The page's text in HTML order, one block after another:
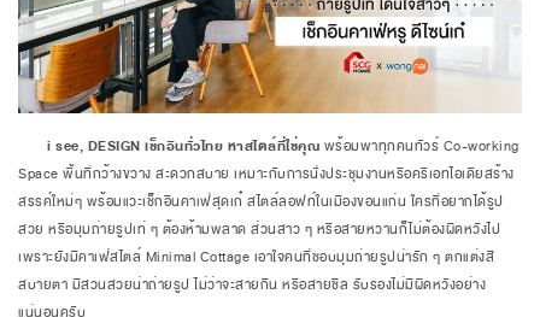
i see, DESIGN เช็กอินทั่วไทย หาสไตล์ที่ใช่คุณ พร้อมพาทุกคนทัวร์ Co-working
Space พื้นที่กว้างขวาง สะดวกสบาย เหมาะกับการนั่งประชุมงานหรือครีเอทไอเดียสร้าง
สรรค์ใหม่ๆ พร้อมแวะเช็กอินคาเฟ่สุดเก๋ สไตล์ลอฟท์ในเมืองขอนแก่น ใครที่อยากได้รูป
สวย หรือมุมถ่ายรูปเท่ ๆ ต้องห้ามพลาด ส่วนสาว ๆ หรือสายหวานก็ไม่ต้องผิดหวังไป
เพราะยังมีคาเฟ่สไตล์ Minimal Cottage เอาใจคนที่ชอบมุมถ่ายรูปน่ารัก ๆ ตกแต่งสี
สบายตา มีสวนสวยน่าถ่ายรูป ไม่ว่าจะสายกิน หรือสายชิล รับรองไม่มีผิดหวังอย่าง
แน่นอนครับ